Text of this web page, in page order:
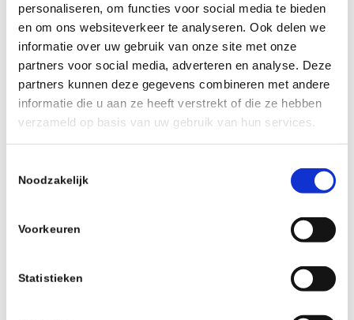
personaliseren, om functies voor social media te bieden
en om ons websiteverkeer te analyseren. Ook delen we
informatie over uw gebruik van onze site met onze
partners voor social media, adverteren en analyse. Deze
partners kunnen deze gegevens combineren met andere
informatie die u aan ze heeft verstrekt of die ze hebben
verzameld op basis van uw gebruik van hun services.
Noodzakelijk
Voorkeuren
Statistieken
Orange Seal Endurance Sealent
with injection system, 119ml